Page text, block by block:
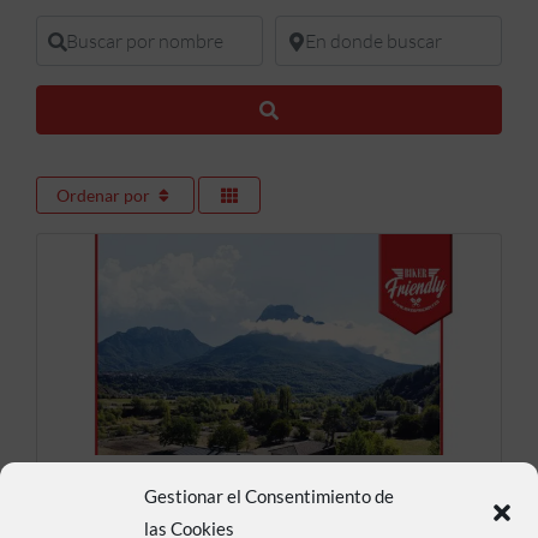
Gestionar el Consentimiento de
las Cookies
Buscar por nombre En donde buscar
Ordenar por
Casa rural Huertas de